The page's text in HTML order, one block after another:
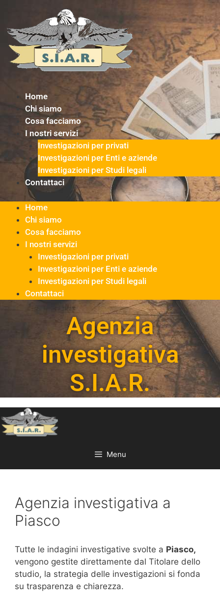
contenuto
Home
Chi siamo
Cosa facciamo
I nostri servizi
Investigazioni per privati
Investigazioni per Enti e aziende
Investigazioni per Studi legali
Contattaci
Home
Chi siamo
Cosa facciamo
I nostri servizi
Investigazioni per privati
Investigazioni per Enti e aziende
Investigazioni per Studi legali
Contattaci
Agenzia
investigativa
S.I.A.R.
Menu
Agenzia investigativa a
Piasco
Tutte le indagini investigative svolte a Piasco,
vengono gestite direttamente dal Titolare dello
studio, la strategia delle investigazioni si fonda
su trasparenza e chiarezza.